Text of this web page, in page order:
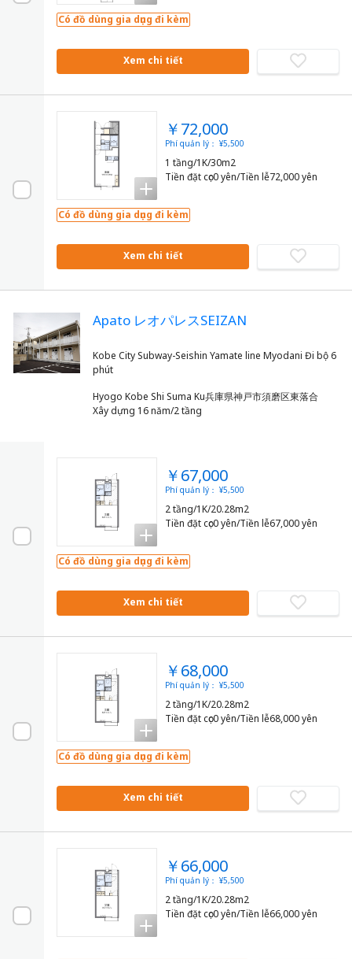
Có đồ dùng gia dụng đi kèm
Xem chi tiết
￥72,000
Phí quản lý： ¥5,500
1 tầng/1K/30m2
Tiền đặt cọc0 yên/Tiền lễ72,000 yên
Có đồ dùng gia dụng đi kèm
Xem chi tiết
Apato レオパレスSEIZAN
Kobe City Subway-Seishin Yamate line Myodani Đi bộ 6
Hyogo Kobe Shi Suma Ku兵庫県神戸市須磨区東落合
Xây dựng 16 năm/2 tầng
￥67,000
Phí quản lý： ¥5,500
2 tầng/1K/20.28m2
Tiền đặt cọc0 yên/Tiền lễ67,000 yên
Có đồ dùng gia dụng đi kèm
Xem chi tiết
￥68,000
Phí quản lý： ¥5,500
2 tầng/1K/20.28m2
Tiền đặt cọc0 yên/Tiền lễ68,000 yên
Có đồ dùng gia dụng đi kèm
Xem chi tiết
￥66,000
Phí quản lý： ¥5,500
2 tầng/1K/20.28m2
Tiền đặt cọc0 yên/Tiền lễ66,000 yên